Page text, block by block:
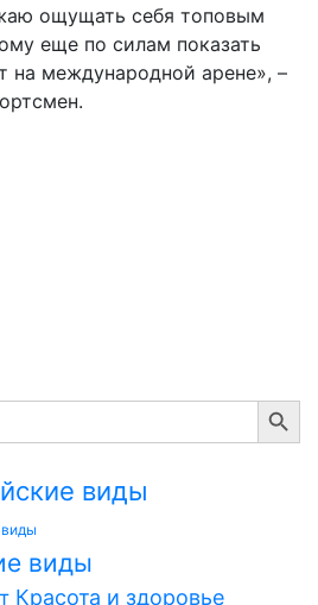
ощущать себя топовым
еще по силам показать
на международной арене», –
Search Button
виды
виды
Красота и здоровье